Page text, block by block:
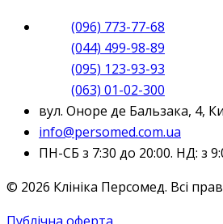
(096) 773-77-68
(044) 499-98-89
(095) 123-93-93
(063) 01-02-300
вул. Оноре де Бальзака, 4,
info@persomed.com.ua
ПН-СБ з 7:30 до 20:00. НД: з
© 2026 Клініка Персомед. Всі